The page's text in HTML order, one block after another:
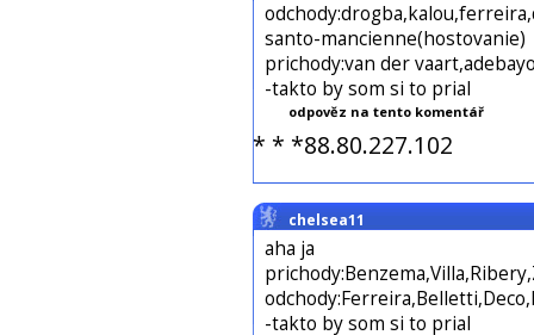
santo-mancienne(hostovanie)
prichody:van der
-takto by som si to prial
odpověz na tento komentář
* * *88.80.227.102
chelsea11
aha ja
-takto by som si to prial